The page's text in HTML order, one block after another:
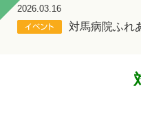
2026.03.16
対馬病院ふれ